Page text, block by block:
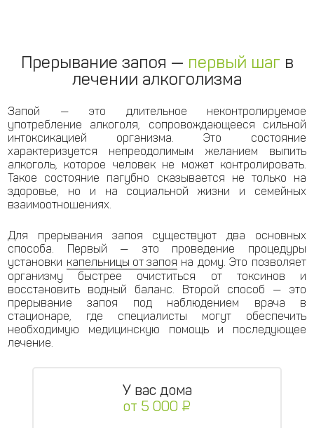
Прерывание запоя — первый шагв
лечении алкоголизма
Запой — это длительное неконтролируемое
употребление алкоголя, сопровождающееся сильной
интоксикацией организма. Это состояние
характеризуется непреодолимым желанием выпить
алкоголь, которое человек не может контролировать.
Такое состояние пагубно сказывается не только на
здоровье, но и на социальной жизни и семейных
взаимоотношениях.
Для прерывания запоя существуют два основных
способа. Первый — это проведение процедуры
установки капельницы от запоя на дому. Это позволяет
организму быстрее очиститься от токсинов и
восстановить водный баланс. Второй способ — это
прерывание запоя под наблюдением врача в
стационаре, где специалисты могут обеспечить
необходимую медицинскую помощь и последующее
лечение.
У вас дома
от 5 000 ₽